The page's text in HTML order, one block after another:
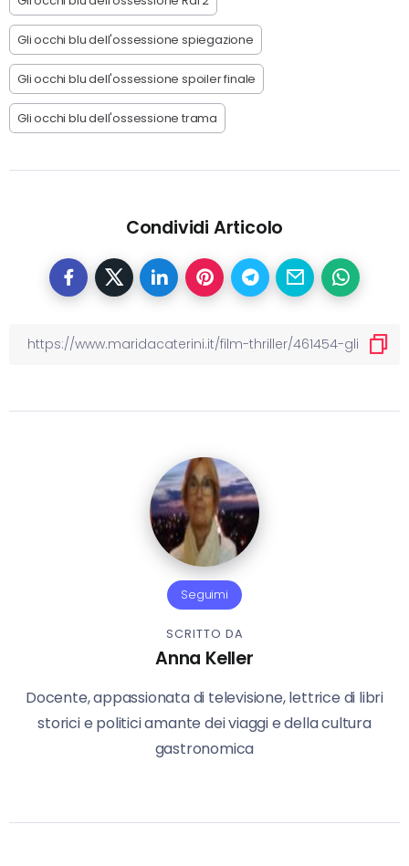
Gli occhi blu dell'ossessione spiegazione
Gli occhi blu dell'ossessione spoiler finale
Gli occhi blu dell'ossessione trama
Condividi Articolo
Seguimi
SCRITTO DA
Anna Keller
Docente, appassionata di televisione, lettrice di libri
storici e politici amante dei viaggi e della cultura
gastronomica